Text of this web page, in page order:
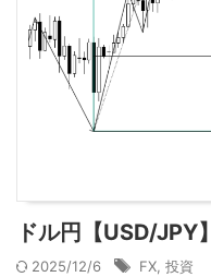
ドル円【USD/JPY
2025/12/6 FX 投資